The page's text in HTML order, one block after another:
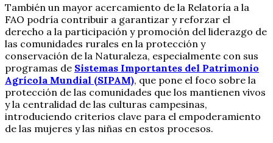
También un mayor acercamiento de la Relatoría a la
FAO podría contribuir a garantizar y reforzar el
derecho a la participación y promoción del liderazgo de
las comunidades rurales en la protección y
conservación de la Naturaleza, especialmente con sus
programas de Sistemas Importantes del Patrimonio
Agrícola Mundial (SIPAM), que pone el foco sobre la
protección de las comunidades que los mantienen vivos
y la centralidad de las culturas campesinas,
introduciendo criterios clave para el empoderamiento
de las mujeres y las niñas en estos procesos.